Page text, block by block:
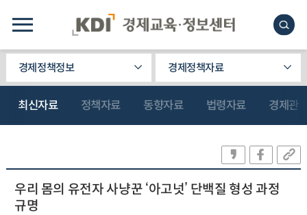
경제정책정보 경제정책자료
최신자료 정책자료 동향자료 법령자료 경제관
우리 몸의 유전자 사냥꾼 ‘아고넛’ 단백질 형성 과정
규명